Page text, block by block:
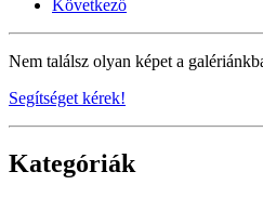
Következő
Nem találsz olyan képet a
Segítséget kérek!
Kategóriák